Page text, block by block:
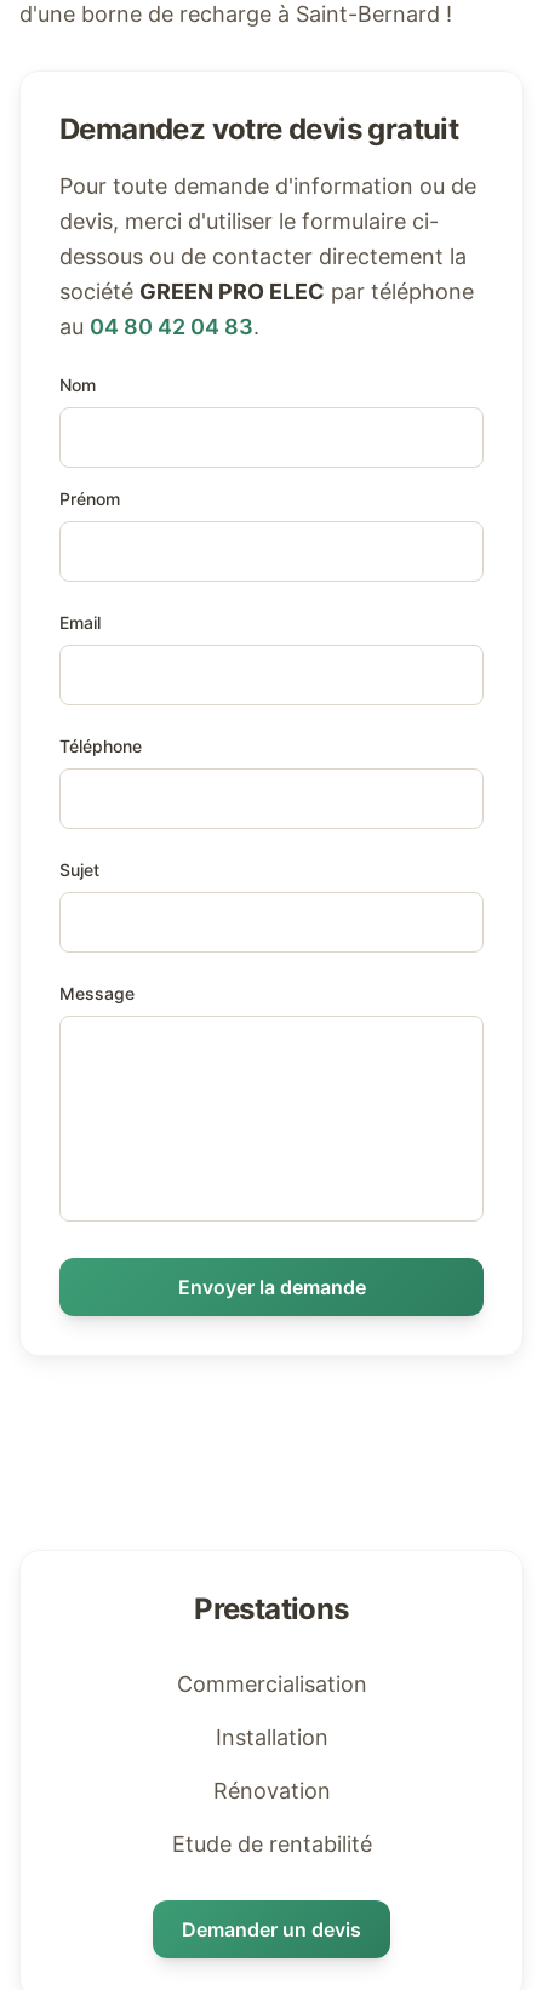
d'une borne de recharge à Saint-Bernard !
Demandez votre devis gratuit
Pour toute demande d'information ou de
devis, merci d'utiliser le formulaire ci-
dessous ou de contacter directement la
société GREEN PRO ELEC par téléphone
au 04 80 42 04 83.
Nom
Prénom
Email
Téléphone
Sujet
Message
Envoyer la demande
Prestations
Commercialisation
Installation
Rénovation
Etude de rentabilité
Demander un devis